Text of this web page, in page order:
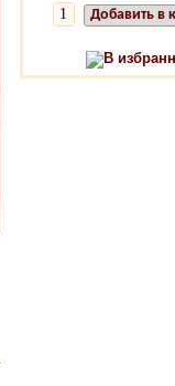
Добавить в
В